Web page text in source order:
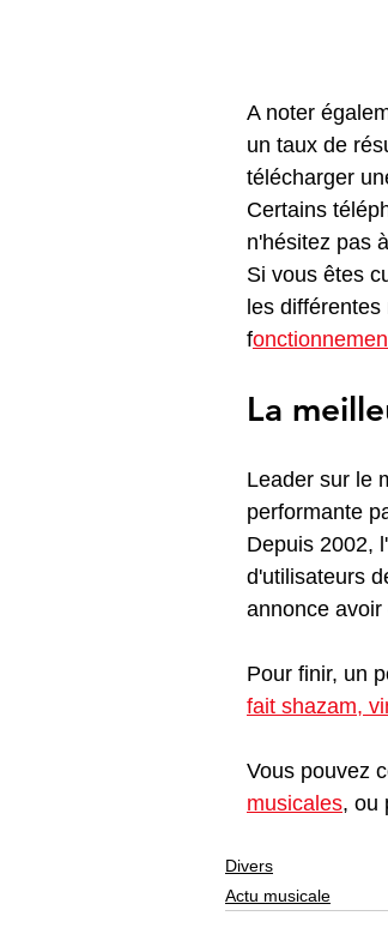
A noter
un taux de
télécharger
Certains
n'hésitez pas
Si vous êtes
les
f
La
Leader sur le
performante
Depuis 2002,
d'utilisateurs
annonce
Pour finir, un
fait shazam,
Vous pouvez
musicales, ou
Divers
Actu musicale